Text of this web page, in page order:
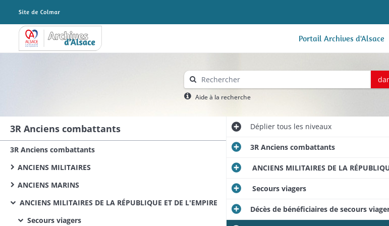
Archives Alsace - Colmar Portail Archives d'Alsace
Aide à la recherche
3R Anciens combattants
3R Anciens combattants
ANCIENS MILITAIRES
ANCIENS MARINS
ANCIENS MILITAIRES DE LA RÉPUBLIQUE ET DE L'EMPIRE
Secours viagers
Dépliertous les niveaux
3R Anciens combattants
ANCIENS MILITAIRES DE LA
Secours viagers
Décès de bénéficiaires de secours